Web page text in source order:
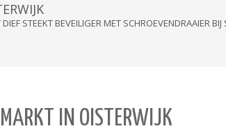
DIEF STEEKT BEVEILIGER MET SCHROEVENDRAAIER
IN OISTERWIJK